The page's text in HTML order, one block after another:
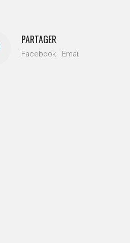
PARTAGER
Facebook Email